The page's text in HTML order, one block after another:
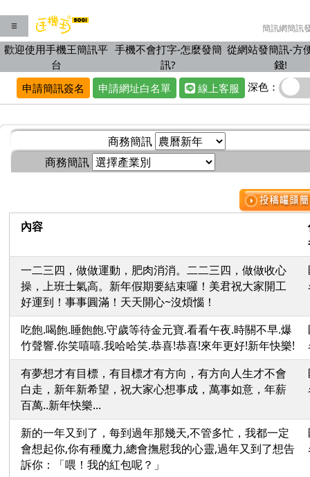
☰ 簡訊網簡訊
歡迎使用手機王簡訊平
台
手機不會打字-怎麼發簡
訊?
從網站發簡訊-方
錢!
申請簡訊簽名
申請網址白名單 線上客服 深色：
商務簡訊
商務簡訊
內容
一二三四，做做運動，肥肉消消。二二三四，做做收心
操，上班士氣高。新年假期要結束囉！美君祝大家開工
好運到！事事圓滿！天天開心~沒煩惱！
吃飽.喝飽.睡飽飽.守歲等待金元寶.看看午夜.時關不早.爆
竹聲響.你笑嘻嘻.我哈哈笑.恭喜!恭喜!來年更好!新年快樂!
有夢想才有目標，有目標才有方向，有方向人生才不會
白走，新年新希望，祝大家心想事成，萬事如意，年薪
百萬..新年快樂...
新的一年又到了，每到過年那幾天,不管多忙，我都一定
會想起你,你有種魔力,總會撫慰我的心靈,過年又到了想告
訴你：「喂！我的紅包呢？」